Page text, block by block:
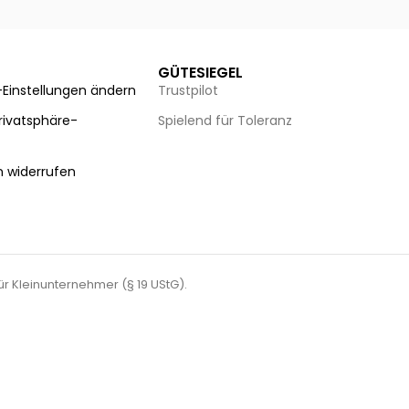
ändern
widerrufen
GÜTESIEGEL
Trustpilot
Spielend für Toleranz
(§ 19 UStG).